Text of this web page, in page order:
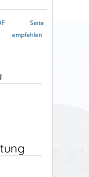
Seite
empfehlen